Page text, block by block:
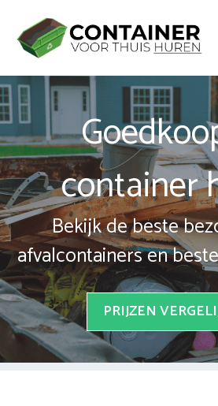
naar
inhoud
container
Bekijk de beste
afvalcontainers en
PRIJZEN